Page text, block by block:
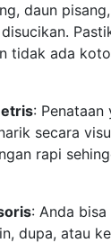
daun
tidak ada
: Penataan
secara
rapi
: Anda
dupa, atau